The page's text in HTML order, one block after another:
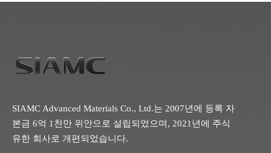
SIAMC Advanced Materials Co., Ltd.는 2007년에 등록 자
본금 6억 1천만 위안으로 설립되었으며, 2021년에 주식
유한 회사로 개편되었습니다.